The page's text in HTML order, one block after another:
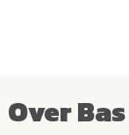
Over